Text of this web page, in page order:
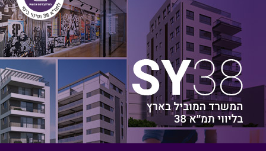
פרויקטים
בלוג
פרופיל משרד
צרו קשר